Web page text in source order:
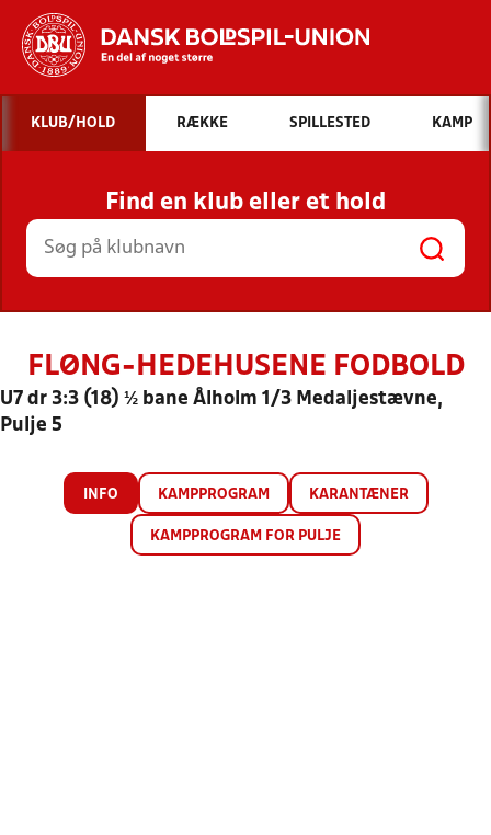
Hvad vil du søge efter?
INDHOLD OG NYHEDER
STILLINGER, RESULTATER, KLUBBER OG
HOLD
KLUB/HOLD RÆKKE SPILLESTED KAMP
Find en klub eller et hold
FLØNG-HEDEHUSENE FODBOLD
U7 dr 3:3 (18) ½ bane Ålholm 1/3 Medaljestævne,
Pulje 5
INFO KAMPPROGRAM KARANTÆNER
KAMPPROGRAM FOR PULJE